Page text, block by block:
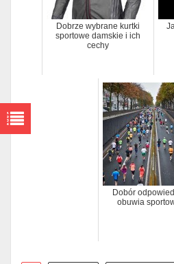
Dobrze wybrane kurtki
sportowe damskie i ich
cechy
Dobór
obuwia